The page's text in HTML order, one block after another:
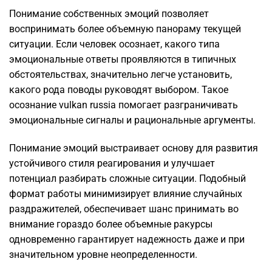
Понимание собственных эмоций позволяет
воспринимать более объемную панораму текущей
ситуации. Если человек осознает, какого типа
эмоциональные ответы проявляются в типичных
обстоятельствах, значительно легче установить,
какого рода поводы руководят выбором. Такое
осознание vulkan russia помогает разграничивать
эмоциональные сигналы и рациональные аргументы.
Понимание эмоций выстраивает основу для развития
устойчивого стиля реагирования и улучшает
потенциал разбирать сложные ситуации. Подобный
формат работы минимизирует влияние случайных
раздражителей, обеспечивает шанс принимать во
внимание гораздо более объемные ракурсы
одновременно гарантирует надежность даже и при
значительном уровне неопределенности.